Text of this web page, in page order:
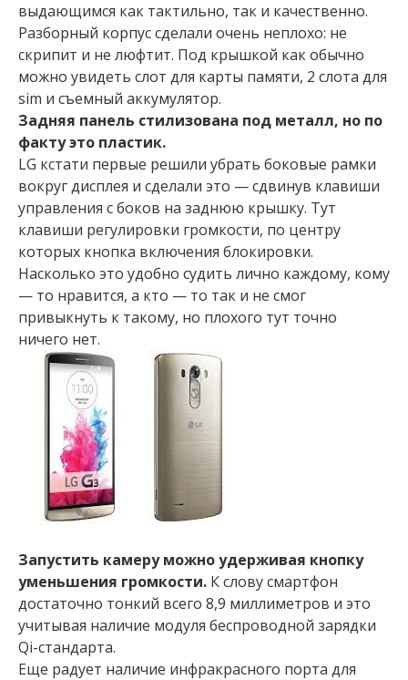
выдающимся как тактильно, так и качественно.
Разборный корпус сделали очень неплохо: не
скрипит и не люфтит. Под крышкой как обычно
можно увидеть слот для карты памяти, 2 слота для
sim и съемный аккумулятор.
Задняя панель стилизована под металл, но по
факту это пластик.
LG кстати первые решили убрать боковые рамки
вокруг дисплея и сделали это — сдвинув клавиши
управления с боков на заднюю крышку. Тут
клавиши регулировки громкости, по центру
которых кнопка включения блокировки.
Насколько это удобно судить лично каждому, кому
— то нравится, а кто — то так и не смог
привыкнуть к такому, но плохого тут точно
ничего нет.
Запустить камеру можно удерживая кнопку
уменьшения громкости. К слову смартфон
достаточно тонкий всего 8,9 миллиметров и это
учитывая наличие модуля беспроводной зарядки
Qi-стандарта.
Еще радует наличие инфракрасного порта для